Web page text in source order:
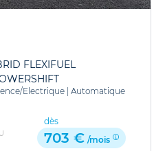
FLEXIFUEL
Electrique Automatique
dès
703 € /mois